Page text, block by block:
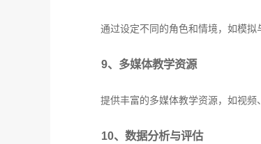
通过设定不同的角色和情境，如模拟
9、多媒体教学资源
提供丰富的多媒体教学资源，如视频
10、数据分析与评估